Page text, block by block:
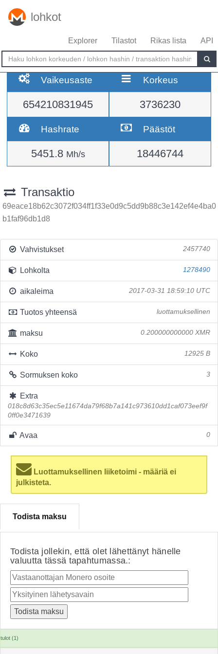
lohkot
Explorer Tilastot Rikas lista API
Vaikeusaste
654210831945
Korkeus
3736230
Hashrate
5451.8 Mh/s
Päästöt
18446744
Transaktio
69eace18b62c3072f034ff1f33e0d9c5dd9b88c3e142ef4e4ba0
b1faf96db1d8
Vahvistukset 2457740
Lohkolta 1278490
aikaleima 2017-03-31 18:59:10 UTC
Tuotos yhteensä luottamuksellinen
maksu 0.200000000000 XMR
Koko 12925 B
Sormuksen koko 3
Extra
018c8d63c35ec5e11674da79f68b7a141c973610dd1caf073eef9f
0ff0e3471639
Avaa 0
Luottamuksellinen liiketoimi - määriä ei
julkisteta.
Todista maksu
Todista jollekin, että olet lähettänyt hänelle
valuutta tässä tapahtumassa.:
tulot (1)